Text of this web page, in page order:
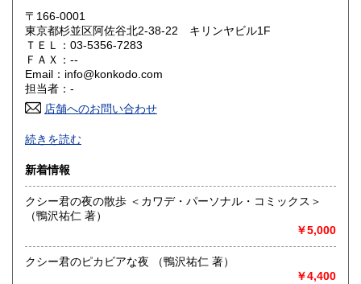
岡山県
山口県 200円
香川県
高知県 200円
佐賀県
熊本県 200円 大分県 200円
宮崎県
200円
〒166-0001
東京都杉並区阿佐谷北2-38-22 キリンヤビル1F
ＴＥＬ：03-5356-7283
ＦＡＸ：--
Email：info@konkodo.com
担当者：-
店舗へのお問い合わせ
阿佐ヶ谷駅 北口 徒歩５分！
音楽、文学、映画、思想、絵本、マンガ、美術、デザイン、
様々な本を取り揃えて皆様をお待ちしております。
沿線名：中央・総武線
最寄駅：JR阿佐ヶ谷駅 北口徒歩5分
定休日：火曜日
続きを読む
新着情報
クシー君の夜の散歩 ＜カワデ・パーソナル・コミックス＞
（鴨沢祐仁 著）
￥5,000
クシー君のピカビアな夜 （鴨沢祐仁 著）
￥4,400